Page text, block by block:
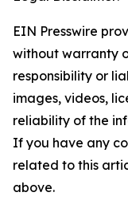
EIN Presswire
without warranty
responsibility or
images, videos,
reliability of the
If you have any
related to this
above.